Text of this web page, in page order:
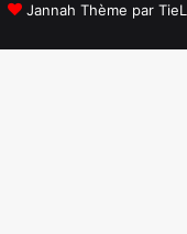
Jannah Thème par